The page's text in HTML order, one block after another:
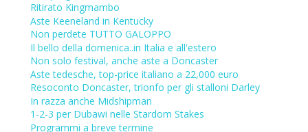
Ritirato Kingmambo
Aste Keeneland in Kentucky
Non perdete TUTTO GALOPPO
Il bello della domenica..in Italia e all'estero
Non solo festival, anche aste a Doncaster
Aste tedesche, top-price italiano a 22,000 euro
Resoconto Doncaster, trionfo per gli stalloni Darley
In razza anche Midshipman
1-2-3 per Dubawi nelle Stardom Stakes
Programmi a breve termine